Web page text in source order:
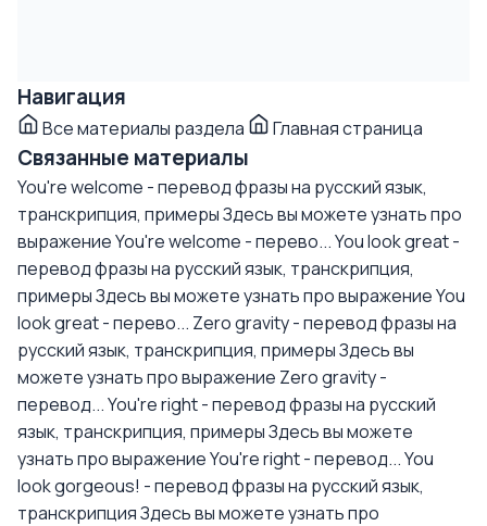
Навигация
Все материалы раздела Главная страница
Связанные материалы
You're welcome - перевод фразы на русский язык,
транскрипция, примерыЗдесь вы можете узнать про
выражение You're welcome - перево...You look great -
перевод фразы на русский язык, транскрипция,
примерыЗдесь вы можете узнать про выражение You
look great - перево... Zero gravity - перевод фразы на
русский язык, транскрипция, примерыЗдесь вы
можете узнать про выражение Zero gravity -
перевод...You're right - перевод фразы на русский
язык, транскрипция, примерыЗдесь вы можете
узнать про выражение You're right - перевод...You
look gorgeous! - перевод фразы на русский язык,
транскрипцияЗдесь вы можете узнать про